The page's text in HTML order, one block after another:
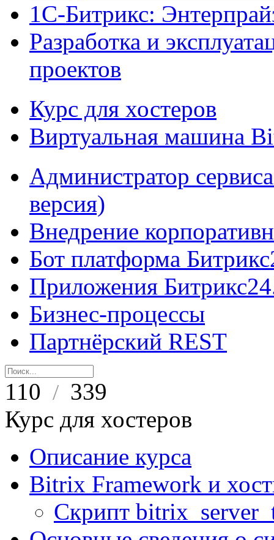
1С-Битрикс:
Разработка и
проектов
Курс для хостеров
Виртуальная машина
Администратор
версия)
Внедрение
Бот платформа
Приложения
Бизнес-процессы
Партнёрский REST
110 / 339
Курс для хостеров
Описание курса
Bitrix Framework и
Скрипт